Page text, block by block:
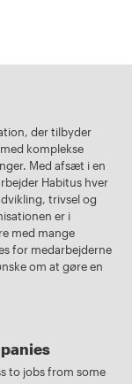
der tilbyder
komplekse
Med afsæt i en
Habitus hver
trivsel og
er i
med mange
for medarbejderne
om at gøre en
to jobs from some